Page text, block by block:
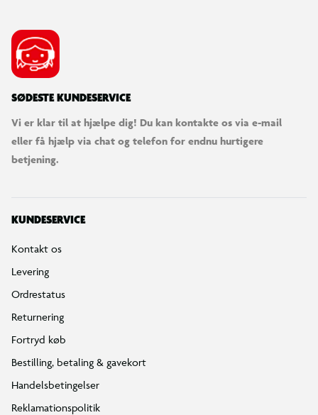
SØDESTE KUNDESERVICE
Vi er klar til at hjælpe dig! Du kan kontakte os via e-mail
eller få hjælp via chat og telefon for endnu hurtigere
betjening.
KUNDESERVICE
Kontakt os
Levering
Ordrestatus
Returnering
Fortryd køb
Bestilling, betaling & gavekort
Handelsbetingelser
Reklamationspolitik